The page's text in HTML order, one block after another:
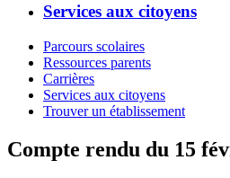
Services aux citoyens
Parcours scolaires
Ressources parents
Carrières
Services aux citoyens
Trouver un établissement
Compte rendu du 15